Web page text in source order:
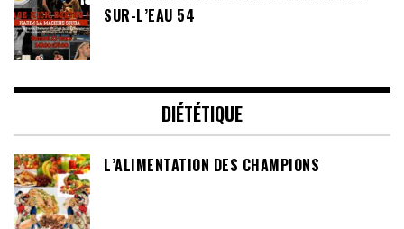
SUR-L’EAU 54
DIÉTÉTIQUE
L’ALIMENTATION DES CHAMPIONS